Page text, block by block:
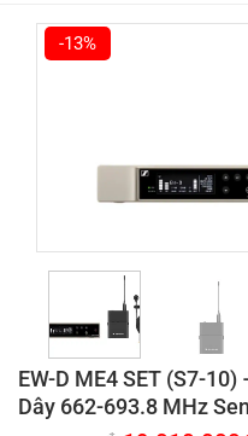
-13%
EW-D ME4 SET (S7-
Dây 662-693.8 MHz